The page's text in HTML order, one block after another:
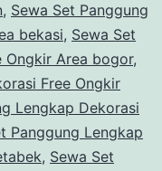
, Sewa Set Panggung
bekasi, Sewa Set
Ongkir Area bogor,
Free Ongkir
Lengkap Dekorasi
Panggung Lengkap
, Sewa Set